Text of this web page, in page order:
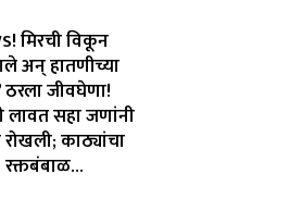
मिरची विकून
अन् हातणीच्या
ठरला जीवघेणा!
लावत सहा जणांनी
रोखली; काठ्यांचा